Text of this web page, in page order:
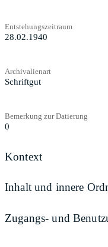
Entstehungszeitraum
28.02.1940
Archivalienart
Schriftgut
Bemerkung zur Datierung
0
Kontext
Inhalt und innere
Zugangs- und